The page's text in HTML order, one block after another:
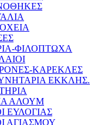
ΦΙΛΟΠΤΩΧΑ
ΚΑΡΕΚΛΕΣ
ΕΚΚΛΗΣ.
ΑΛΟΥΜ
ΕΥΛΟΓΙΑΣ
ΑΓΙΑΣΜΟΥ